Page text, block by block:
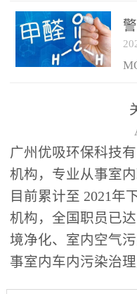
广州优吸环保科技
机构，专业从事室
目前累计至 2021年
机构，全国职员已
境净化、室内空气
事室内车内污染治